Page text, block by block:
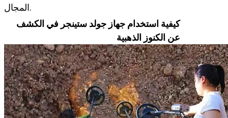
المجال.
كيفية استخدام جهاز جولد ستينجر في الكشف
عن الكنوز الذهبية